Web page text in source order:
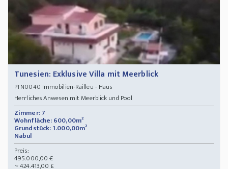
Tunesien: Exklusive Villa mit Meerblick
PTN0040 Immobilien-Railleu - Haus
Herrliches Anwesen mit Meerblick und Pool
Zimmer: 7
Wohnfläche: 600,00m²
Grundstück: 1.000,00m²
Nabul
Preis:
495.000,00 €
~ 424.413,00 £